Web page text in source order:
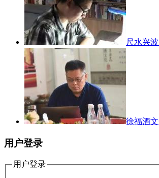
尺水兴
徐福酒
用户登录
用户登录